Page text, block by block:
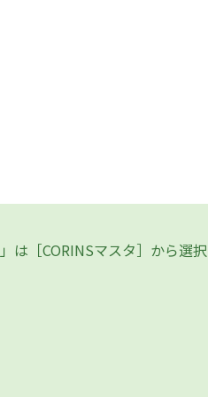
は［CORINSマスタ］から選択